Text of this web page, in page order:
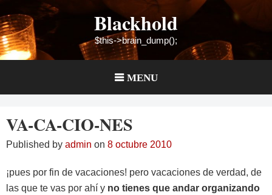
to
content
Blackhold
$this->brain_dump();
MENU
VA-CA-CIO-NES
Published by admin on 8 octubre 2010
¡pues por fin de vacaciones! pero vacaciones de verdad, de
las que te vas por ahí y no tienes que andar organizando